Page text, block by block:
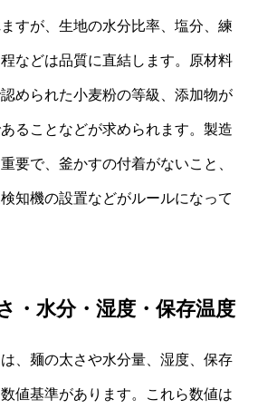
すが、生地の水分比率、塩分、練
などは品質に直結します。原材料
められた小麦粉の等級、添加物が
ることなどが求められます。製造
要で、釜かすの付着がないこと、
知機の設置などがルールになって
・水分・湿度・保存温度
、麺の太さや水分量、湿度、保存
値基準があります。これら数値は